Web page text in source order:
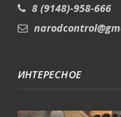
8 (9148)-958-666
ИНТЕРЕСНОЕ